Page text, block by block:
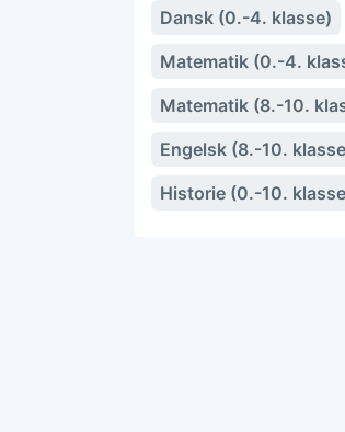
Dansk (0.-4. klasse)
Matematik (0.-4.
Matematik (8.-10.
Engelsk (8.-10.
Historie (0.-10.